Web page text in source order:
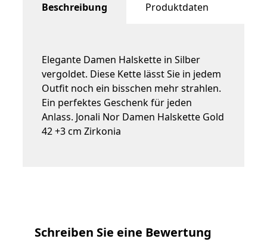
Beschreibung Produktdaten
Elegante Damen Halskette in Silber
vergoldet. Diese Kette lässt Sie in jedem
Outfit noch ein bisschen mehr strahlen.
Ein perfektes Geschenk für jeden
Anlass. Jonali Nor Damen Halskette Gold
42 +3 cm Zirkonia
Schreiben Sie eine Bewertung